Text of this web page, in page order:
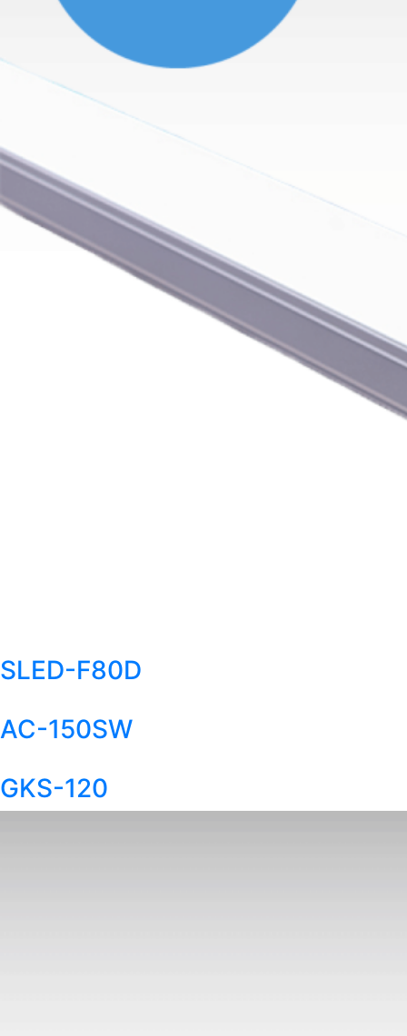
SLED-F80D
AC-150SW
GKS-120